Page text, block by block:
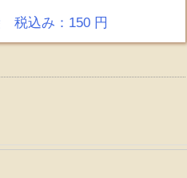
税込み：150 円